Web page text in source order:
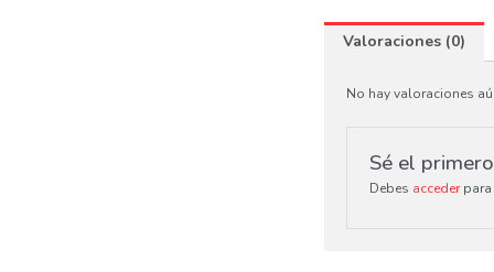
Valoraciones (0)
No hay valoraciones
Sé el
Debes accederpara